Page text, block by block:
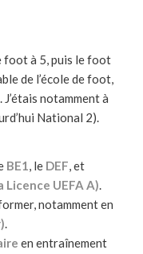
foot à 5, puis le foot
de l’école de foot,
notamment à
National 2).
BE1, le DEF, et
Licence UEFA A).
notamment en
.
en entraînement